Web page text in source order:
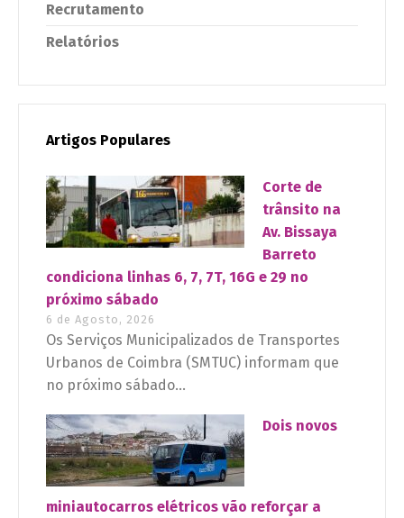
Recrutamento
Relatórios
Artigos Populares
Corte de
trânsito na
Av. Bissaya
Barreto
condiciona linhas 6, 7, 7T, 16G e 29 no
próximo sábado
6 de Agosto, 2026
Os Serviços Municipalizados de Transportes
Urbanos de Coimbra (SMTUC) informam que
no próximo sábado...
Dois novos
miniautocarros elétricos vão reforçar a